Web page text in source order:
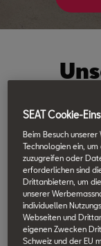
Movon
SEAT Cookie-
Beim Besuch
Technologien ein,
zuzugreifen oder
erforderlichen sind
Drittanbietern, um
unserer
individuellen
Webseiten und
eigenen Zwecken
Schweiz und der EU